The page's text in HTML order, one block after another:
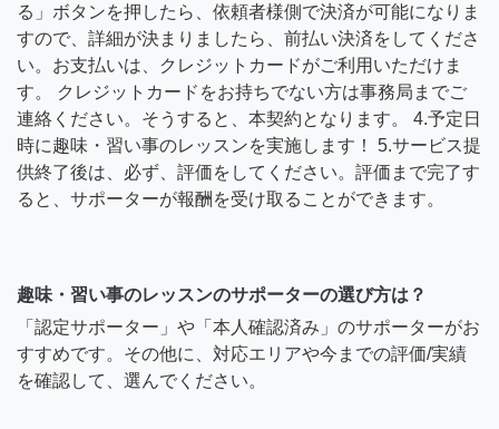
る」ボタンを押したら、依頼者様側で決済が可能になりま
すので、詳細が決まりましたら、前払い決済をしてくださ
い。お支払いは、クレジットカードがご利用いただけま
す。 クレジットカードをお持ちでない方は事務局までご
連絡ください。そうすると、本契約となります。 4.予定日
時に趣味・習い事のレッスンを実施します！ 5.サービス提
供終了後は、必ず、評価をしてください。評価まで完了す
ると、サポーターが報酬を受け取ることができます。
趣味・習い事のレッスンのサポーターの選び方は？
「認定サポーター」や「本人確認済み」のサポーターがお
すすめです。その他に、対応エリアや今までの評価/実績
を確認して、選んでください。